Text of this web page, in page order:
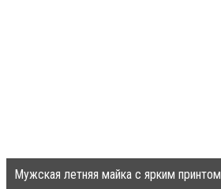
Мужская летняя майка с ярким принтом